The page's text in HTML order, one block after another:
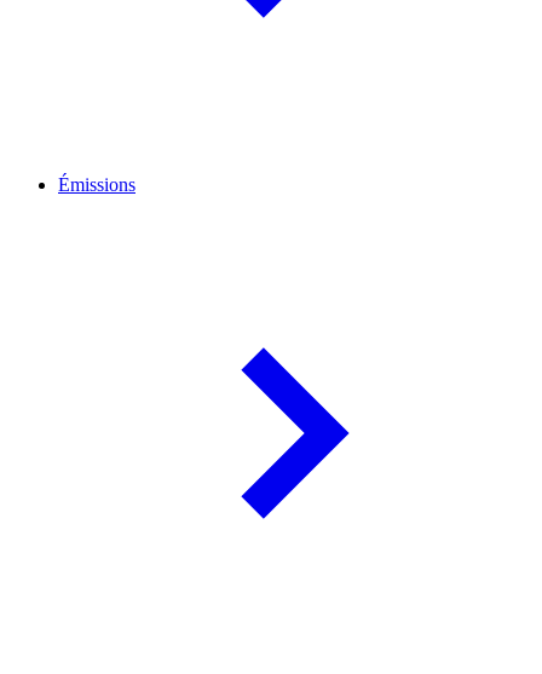
Émissions